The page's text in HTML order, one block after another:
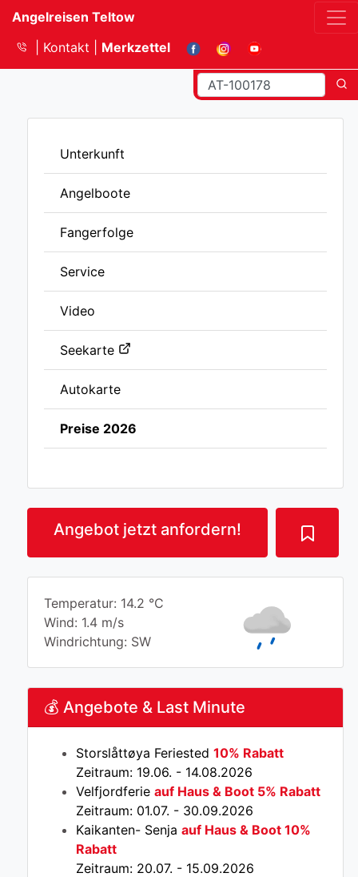
Angelreisen Teltow
Kontakt
Merkzettel
Unterkunft
Angelboote
Fangerfolge
Service
Video
Seekarte
Autokarte
Preise 2026
Angebot jetzt anfordern!
Temperatur: 14.2 °C
Wind: 1.4 m/s
Windrichtung: SW
💰 Angebote & Last Minute
Storslåttøya Feriested 10% Rabatt
Zeitraum: 19.06. - 14.08.2026
Velfjordferie auf Haus & Boot 5% Rabatt
Zeitraum: 01.07. - 30.09.2026
Kaikanten- Senja auf Haus & Boot 10%
Rabatt
Zeitraum: 20.07. - 15.09.2026